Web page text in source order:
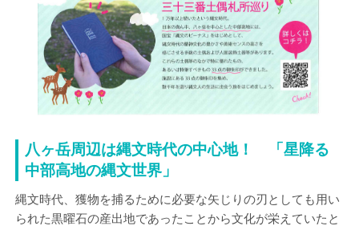
八ヶ岳周辺は縄文時代の中心地！ 「星降る
中部高地の縄文世界」
縄文時代、獲物を捕るために必要な矢じりの刃としても用い
られた黒曜石の産出地であったことから文化が栄えていたと